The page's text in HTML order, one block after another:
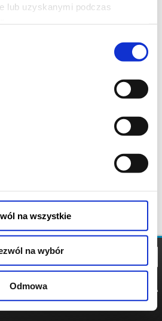
lub uzyskanymi podczas
na wszystkie
na wybór
Odmowa
POLITYKA
POLITYKA